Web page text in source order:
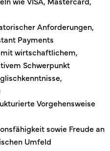
wie VISA, Mastercard,
Anforderungen,
Payments
wirtschaftlichem,
Schwerpunkt
Vorgehensweise
sowie Freude an
Umfeld